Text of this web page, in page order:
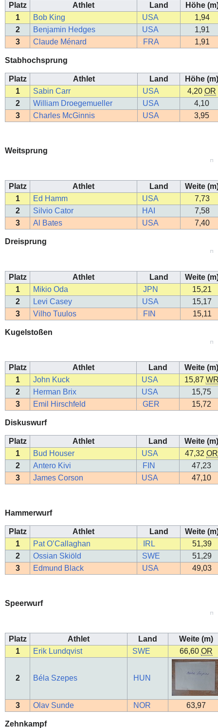
Platz Athlet Land
Höhe
1
Bob King USA
1,94
2
Benjamin Hedges USA
1,91
3
Claude Ménard FRA 1,91
Stabhochsprung
Platz Athlet Land
Höhe (m)
1
Sabin Carr USA 4,20 OR
2
William Droegemueller USA
4,10
3
Charles McGinnis USA 3,95
Weitsprung
Platz Athlet Land
Weite
1
Ed Hamm USA
7,73
2
Silvio Cator HAI
7,58
3
Al Bates USA 7,40
Dreisprung
Platz Athlet Land
Weite
1
Mikio Oda JPN
15,21
2
Levi Casey USA
15,17
3
Vilho Tuulos FIN 15,11
Kugelstoßen
Platz Athlet Land
Weite (m)
1
John Kuck USA 15,87
2
Herman Brix USA
15,75
3
Emil Hirschfeld GER 15,72
Diskuswurf
Platz Athlet Land
Weite (m)
1
Bud Houser USA 47,32 OR
2
Antero Kivi FIN
47,23
3
James Corson USA 47,10
Hammerwurf
Platz Athlet Land
Weite
1
Pat O’Callaghan IRL
51,39
2
Ossian Skiöld SWE
51,29
3
Edmund Black USA 49,03
Speerwurf
Platz Athlet Land
Weite (m)
1
Erik Lundqvist SWE 66,60 OR
2 Béla Szepes HUN
3 Olav Sunde NOR 63,97
Zehnkampf